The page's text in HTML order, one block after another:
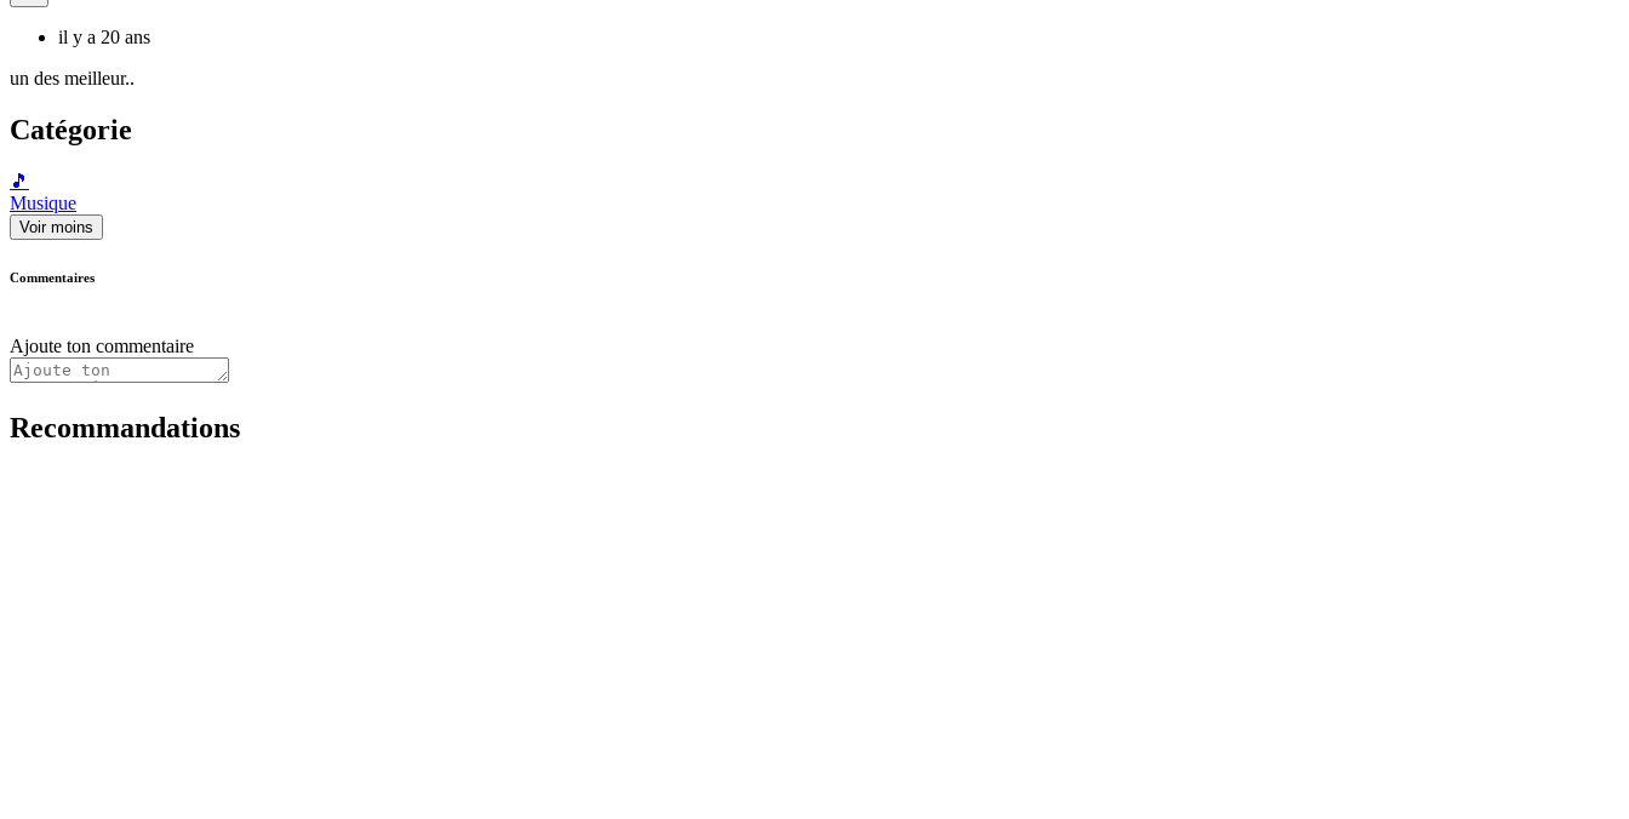
il y a 20 ans
un des meilleur..
Catégorie
🎵
Musique
Voir moins
Commentaires
Ajoute ton commentaire
Recommandations